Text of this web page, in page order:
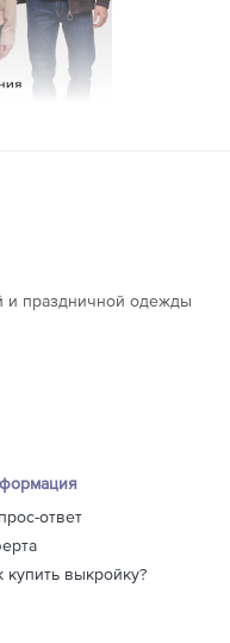
и праздничной одежды
ответ
купить выкройку?